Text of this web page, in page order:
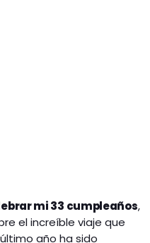
mi 33 cumpleaños,
el increíble viaje que
año ha sido